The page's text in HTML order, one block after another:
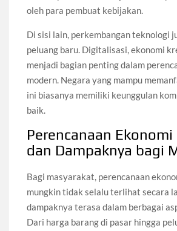
oleh para pembuat kebijakan.
Di sisi lain, perkembangan teknologi
peluang baru. Digitalisasi, ekonomi
menjadi bagian penting dalam
modern. Negara yang mampu
ini biasanya memiliki keunggulan
baik.
Perencanaan
dan Dampaknya bagi
Bagi masyarakat, perencanaan
mungkin tidak selalu terlihat secara
dampaknya terasa dalam berbagai
Dari harga barang di pasar hingga